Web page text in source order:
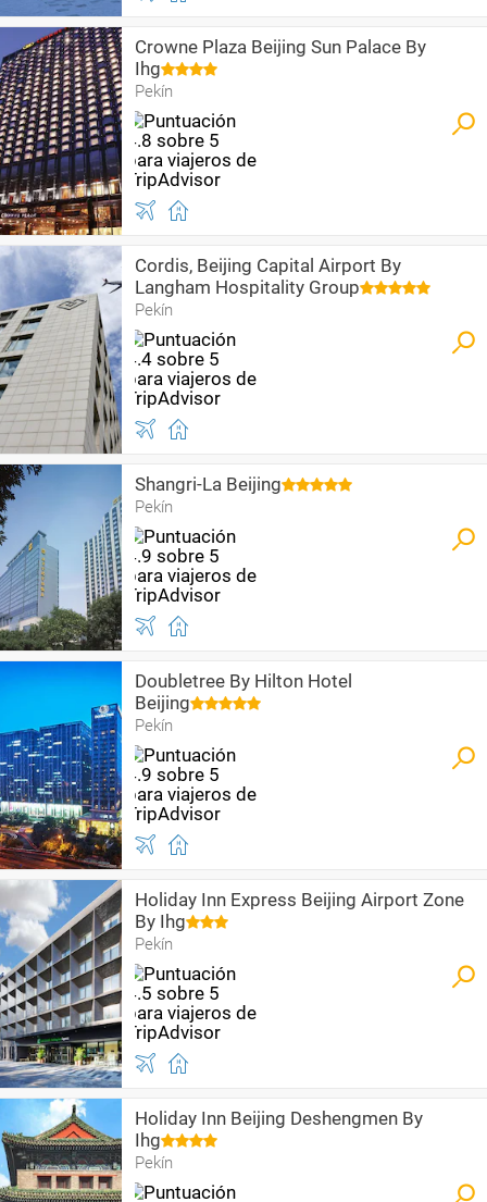
Crowne Plaza Beijing Sun Palace By
Ihg
Pekín
Cordis, Beijing Capital Airport By
Langham Hospitality Group
Pekín
Shangri-La Beijing
Pekín
Doubletree By Hilton Hotel
Beijing
Pekín
Holiday Inn Express Beijing Airport Zone
By Ihg
Pekín
Holiday Inn Beijing Deshengmen By
Ihg
Pekín